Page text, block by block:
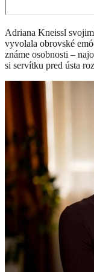
Adriana Kneissl
vyvolala obrovské
známe osobnosti –
si servítku pred ústa